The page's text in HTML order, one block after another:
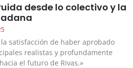
desde lo colectivo y la
satisfacción de haber aprobado
realistas y profundamente
el futuro de Rivas.»